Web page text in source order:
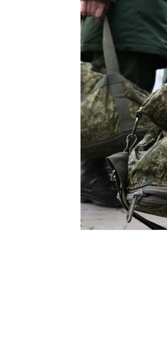
КРЫМ.НЕПОКОРЕННЫЙ
УКРАИНСКАЯ ПРОБЛЕМА КРЫМА